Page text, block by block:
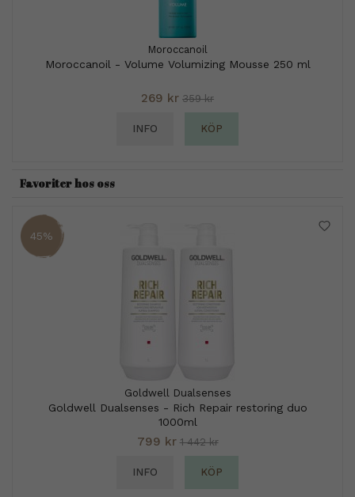
Moroccanoil
Moroccanoil - Volume Volumizing Mousse 250 ml
269 kr 359 kr
INFO KÖP
Favoriter hos oss
45%
Goldwell Dualsenses
Goldwell Dualsenses - Rich Repair restoring duo
1000ml
799 kr 1 442 kr
INFO KÖP